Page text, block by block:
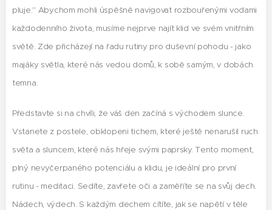
pluje." Abychom mohli úspěšně navigovat rozbouřenými vodami
každodenního života, musíme nejprve najít klid ve svém vnitřním
světě. Zde přicházejí na řadu rutiny pro duševní pohodu - jako
majáky světla, které nás vedou domů, k sobě samým, v dobách
temna.
Představte si na chvíli, že váš den začíná s východem slunce.
Vstanete z postele, obklopeni tichem, které ještě nenarušil ruch
světa a sluncem, které nás hřeje svými paprsky. Tento moment,
plný nevyčerpaného potenciálu a klidu, je ideální pro první
rutinu - meditaci. Sedíte, zavřete oči a zaměříte se na svůj dech.
Nádech, výdech. S každým dechem cítíte, jak se napětí v těle